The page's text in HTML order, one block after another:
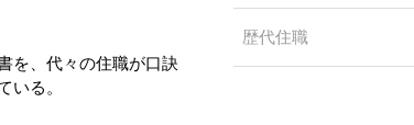
を、代々の住職が口訣
いる。
歴代住職